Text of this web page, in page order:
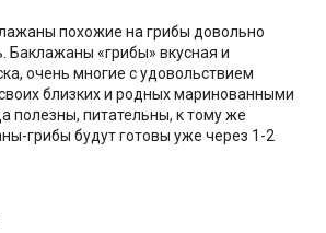
похожие на грибы довольно
Баклажаны «грибы» вкусная и
очень многие с удовольствием
близких и родных маринованными
полезны, питательны, к тому же
грибы будут готовы уже через 1-2